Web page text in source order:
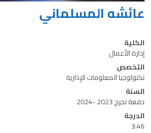
عائشه المسلماني
الكلية
إدارة الأعمال
التخصص
تكنولوجيا المعلومات الإدارية
السنة
دفعة تخرج 2023 -2024
الدرجة
3.46